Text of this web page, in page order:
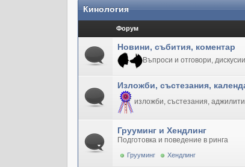
Кинология
Форум
Новини, събития, коментар
Въпроси и отговори, дискусии
Изложби, състезания,
изложби, състезания, аджилити
Грууминг и Хендлинг
Подготовка и поведение в ринга
Грууминг Хендлинг